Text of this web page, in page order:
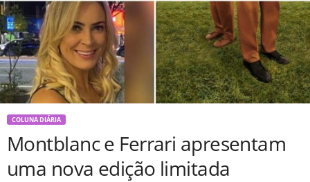
COLUNA DIÁRIA
Montblanc e Ferrari apresentam
uma nova edição limitada